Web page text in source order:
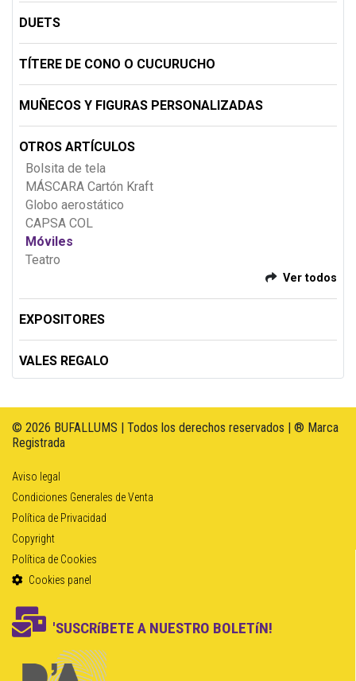
DUETS
TÍTERE DE CONO O CUCURUCHO
MUÑECOS Y FIGURAS PERSONALIZADAS
OTROS ARTÍCULOS
Bolsita de tela
MÁSCARA Cartón Kraft
Globo aerostático
CAPSA COL
Móviles
Teatro
Ver todos
EXPOSITORES
VALES REGALO
© 2026 BUFALLUMS | Todos los derechos reservados | ® Marca
Registrada
Aviso legal
Condiciones Generales de Venta
Política de Privacidad
Copyright
Política de Cookies
Cookies panel
'SUSCRíBETE A NUESTRO BOLETíN!